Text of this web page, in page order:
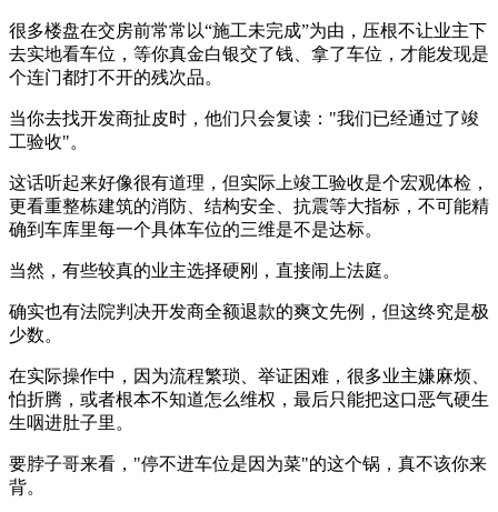
很多楼盘在交房前常常以“施工未完成”为由，压根不让业主下
去实地看车位，等你真金白银交了钱、拿了车位，才能发现是
个连门都打不开的残次品。
当你去找开发商扯皮时，他们只会复读："我们已经通过了竣
工验收"。
这话听起来好像很有道理，但实际上竣工验收是个宏观体检，
更看重整栋建筑的消防、结构安全、抗震等大指标，不可能精
确到车库里每一个具体车位的三维是不是达标。
当然，有些较真的业主选择硬刚，直接闹上法庭。
确实也有法院判决开发商全额退款的爽文先例，但这终究是极
少数。
在实际操作中，因为流程繁琐、举证困难，很多业主嫌麻烦、
怕折腾，或者根本不知道怎么维权，最后只能把这口恶气硬生
生咽进肚子里。
要脖子哥来看，"停不进车位是因为菜"的这个锅，真不该你来
背。